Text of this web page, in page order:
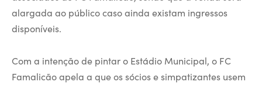
alargada ao público caso ainda existam ingressos
disponíveis.
Com a intenção de pintar o Estádio Municipal, o FC
Famalicão apela a que os sócios e simpatizantes usem